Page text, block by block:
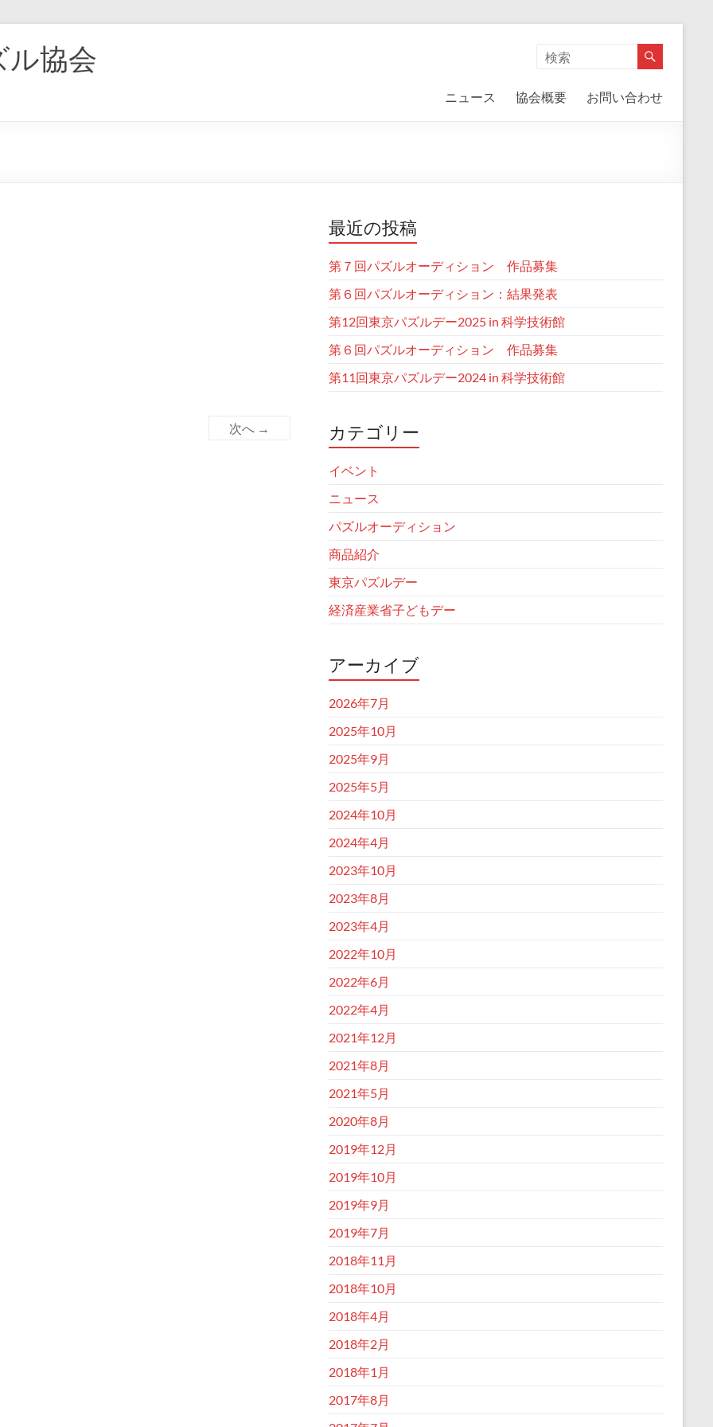
協会
ニュース 協会概要 お問い合わせ
次へ →
最近の投稿
第７回パズルオーディション 作品募集
第６回パズルオーディション：結果発表
第12回東京パズルデー2025 in 科学技術館
第６回パズルオーディション 作品募集
第11回東京パズルデー2024 in 科学技術館
カテゴリー
イベント
ニュース
パズルオーディション
商品紹介
東京パズルデー
経済産業省子どもデー
アーカイブ
2026年7月
2025年10月
2025年9月
2025年5月
2024年10月
2024年4月
2023年10月
2023年8月
2023年4月
2022年10月
2022年6月
2022年4月
2021年12月
2021年8月
2021年5月
2020年8月
2019年12月
2019年10月
2019年9月
2019年7月
2018年11月
2018年10月
2018年4月
2018年2月
2018年1月
2017年8月